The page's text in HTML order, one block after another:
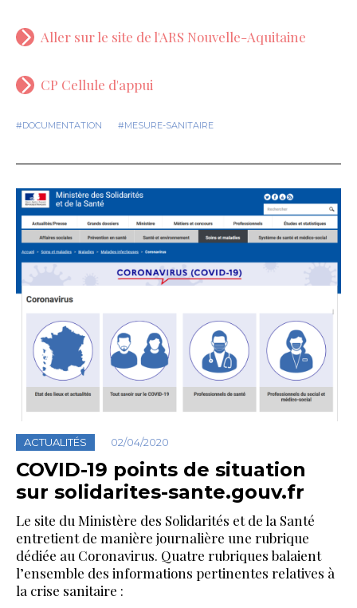
Aller sur le site de l'ARS Nouvelle-Aquitaine
CP Cellule d'appui
#DOCUMENTATION #MESURE-SANITAIRE
ACTUALITÉS 02/04/2020
COVID-19 points de situation
sur solidarites-sante.gouv.fr
Le site du Ministère des Solidarités et de la Santé
entretient de manière journalière une rubrique
dédiée au Coronavirus. Quatre rubriques balaient
l’ensemble des informations pertinentes relatives à
la crise sanitaire :